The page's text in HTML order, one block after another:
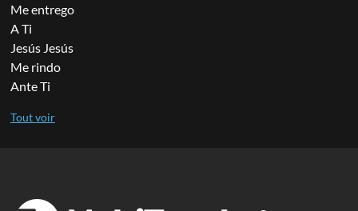
Me entrego
A Ti
Jesús Jesús
Me rindo
Ante Ti